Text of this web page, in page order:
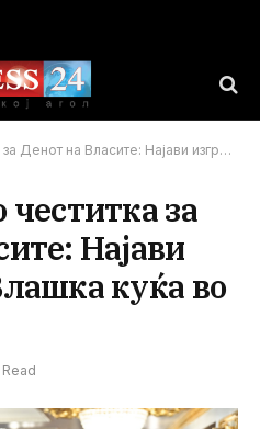
Најави изградба на Влашка куќа во Скопје
честитка за
Најави
куќа во